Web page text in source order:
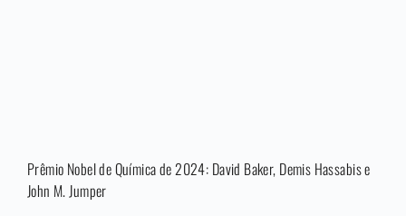
Prêmio Nobel de Química de 2024: David Baker, Demis Hassabis e
John M. Jumper